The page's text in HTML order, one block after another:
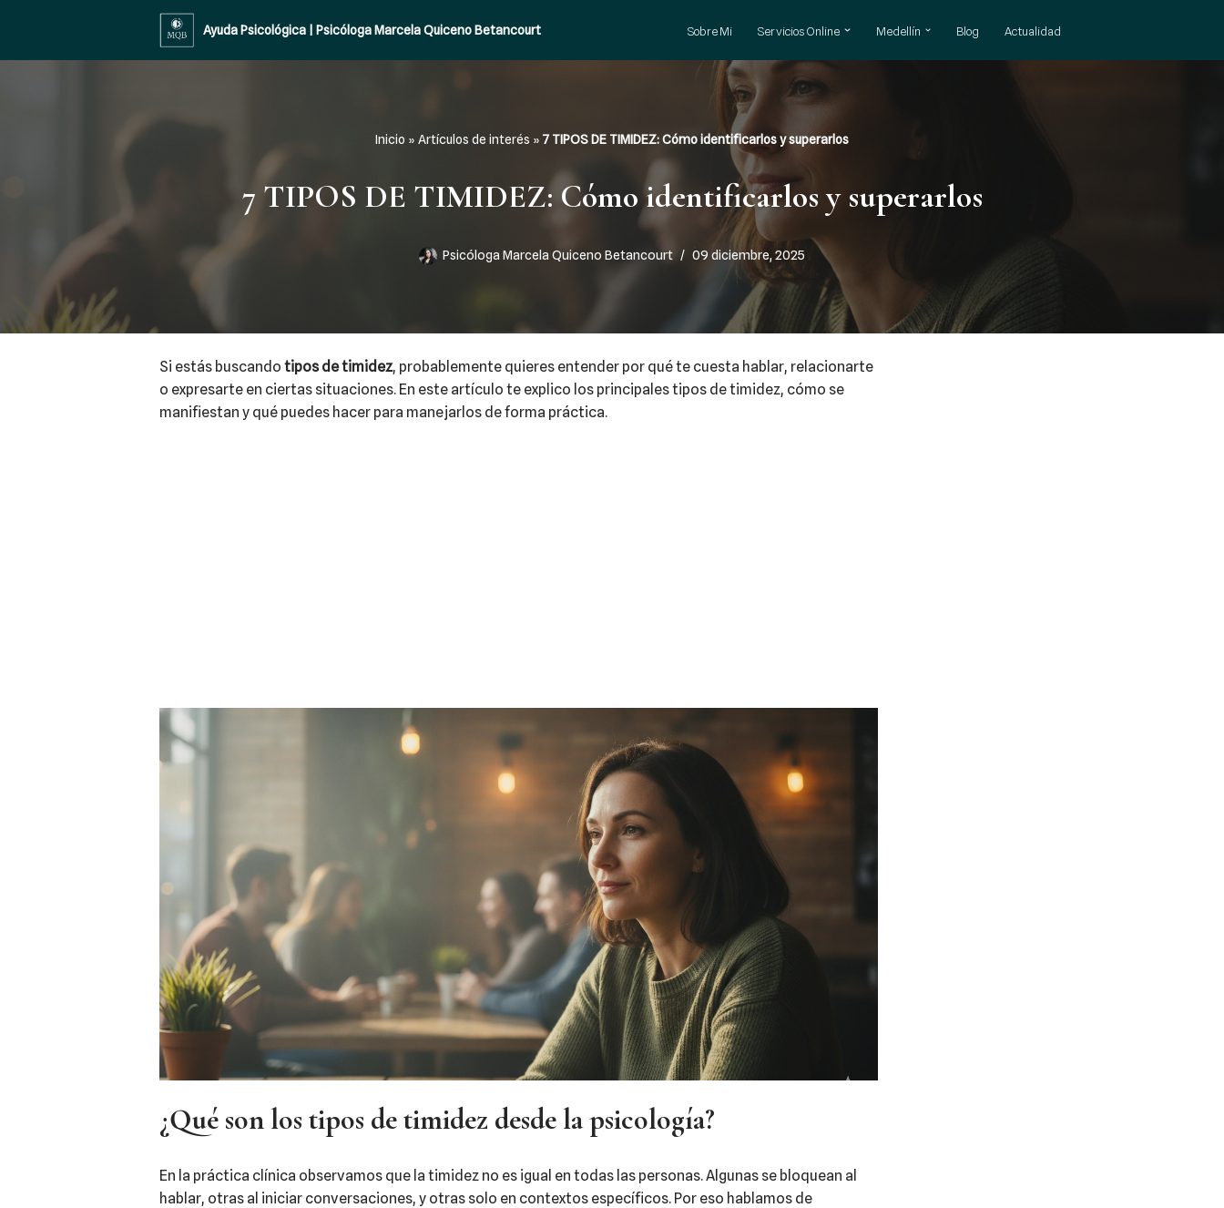
Ayuda Psicológica | Psicóloga Marcela Quiceno Betancourt Sobre Mi Servicios Online Medellín Blog Actualidad
Inicio » Artículos de interés » 7 TIPOS DE TIMIDEZ: Cómo identificarlos y superarlos
7 TIPOS DE TIMIDEZ: Cómo identificarlos y superarlos
Psicóloga Marcela Quiceno Betancourt 09 diciembre, 2025
Si estás buscando tipos de timidez, probablemente quieres entender por qué te cuesta hablar, relacionarte
o expresarte en ciertas situaciones. En este artículo te explico los principales tipos de timidez, cómo se
manifiestan y qué puedes hacer para manejarlos de forma práctica.
¿Qué son los tipos de timidez desde la psicología?
En la práctica clínica observamos que la timidez no es igual en todas las personas. Algunas se bloquean al
hablar, otras al iniciar conversaciones, y otras solo en contextos específicos. Por eso hablamos de